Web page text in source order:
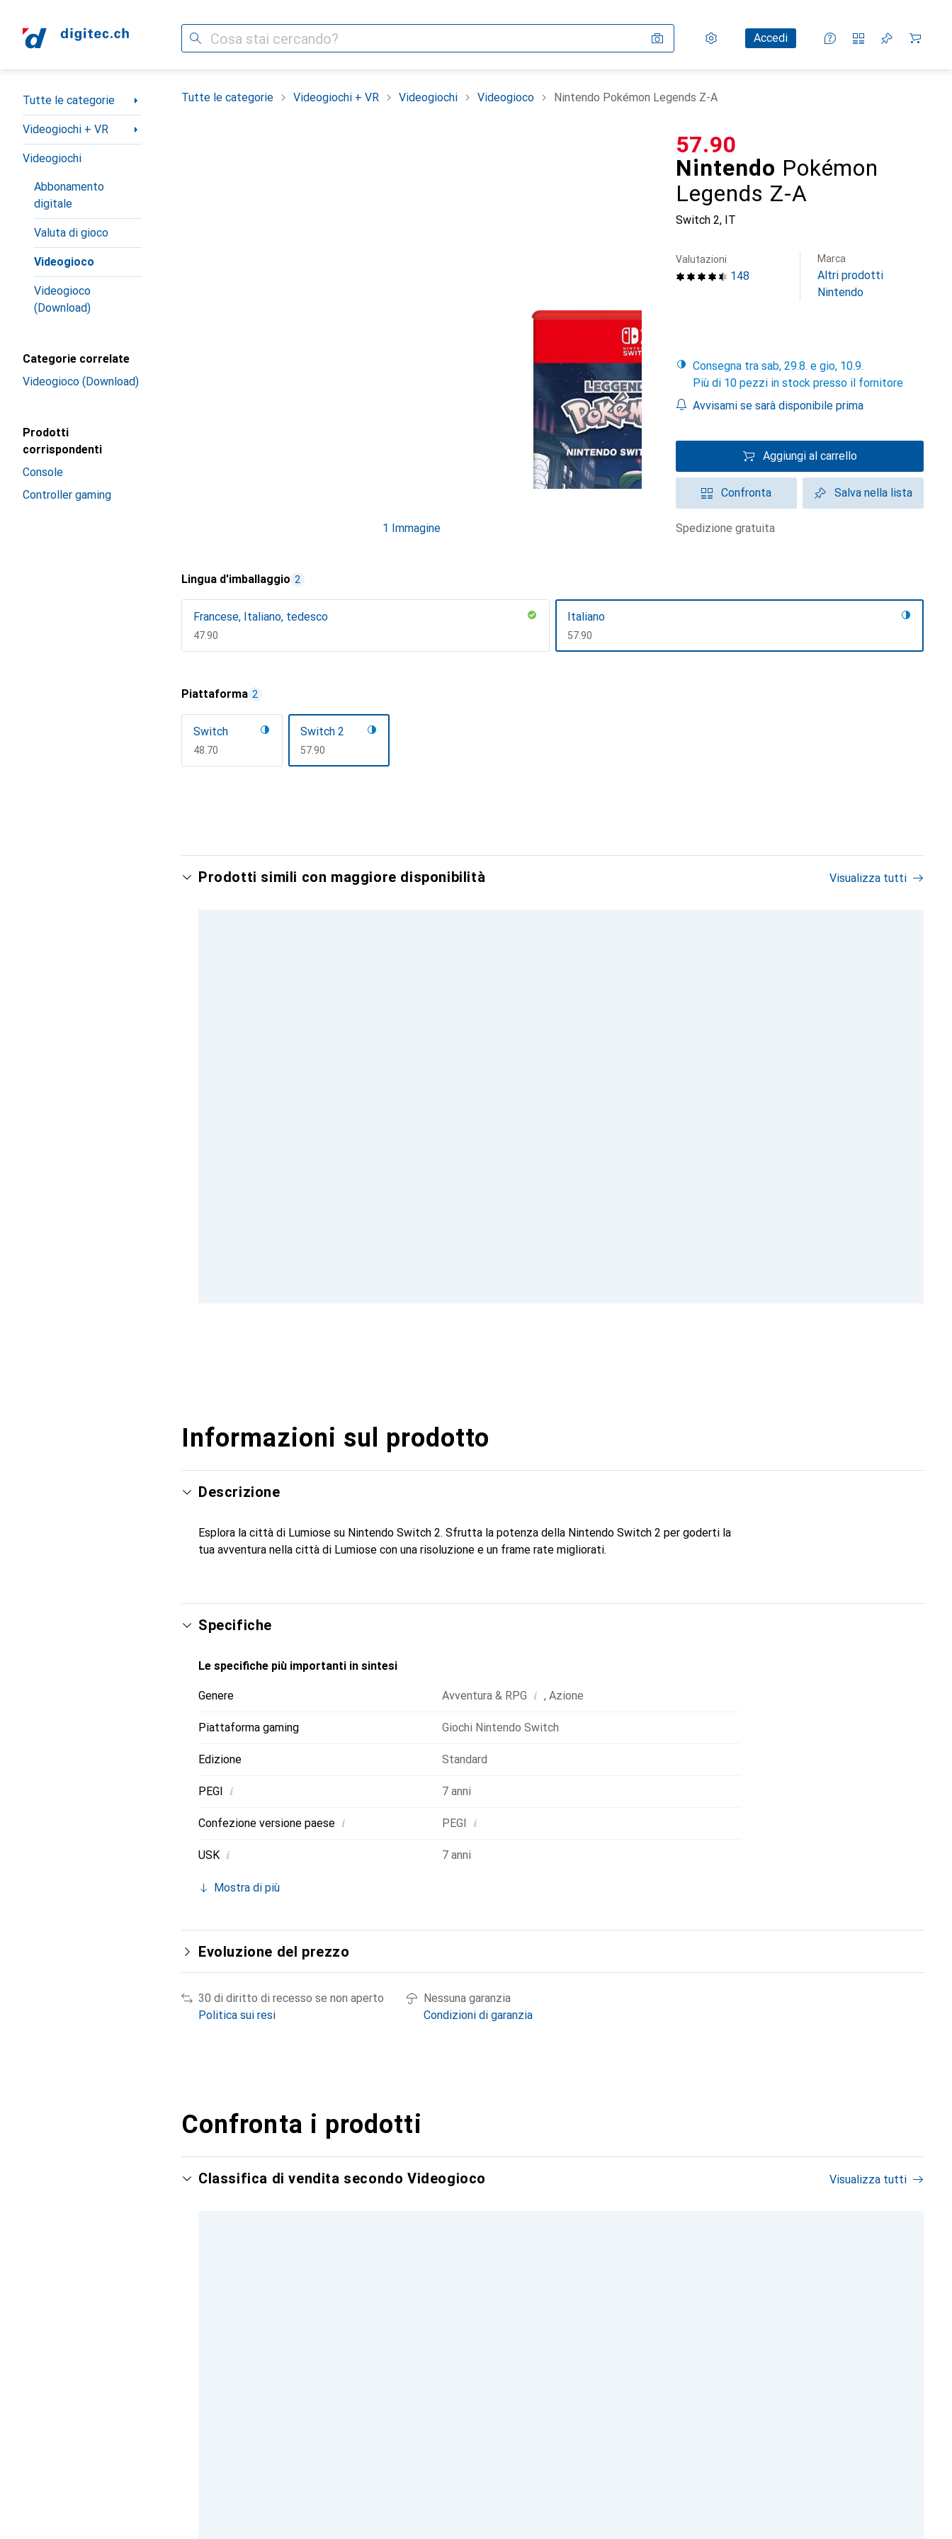
Cerca Impostazioni
Conto clienteAccedi
Liste di confronto
Liste dei desideri
Carrello
Categoria Navigazione
Tutte le categorie
Videogiochi + VR
Videogiochi
Abbonamento
digitale
Valuta di gioco
Videogioco
Videogioco
(Download)
Categorie correlate
Videogioco (Download)
Prodotti
corrispondenti
Console
Controller gaming
Tutte le categorie Videogiochi + VR Videogiochi Videogioco Nintendo Pokémon Legends Z-A
1 Immagine
Nintendo Pokémon
Legends Z-A
Switch 2, IT
CHF
57.90
148
Valutazioni Marca
Altri prodotti
Nintendo
Consegna tra sab, 29.8. e gio, 10.9.
Più di 10 pezzi in stock presso il fornitore
Avvisami se sarà disponibile prima
Aggiungi al carrello
Confronta Salva nella lista
spedizione gratuita
Lingua d'imballaggio 2
Francese, Italiano, tedesco
CHF
47.90
Italiano
CHF
57.90
Piattaforma 2
Switch
CHF
48.70
Switch 2
CHF
57.90
Prodotti simili con maggiore disponibilità Visualizza tutti
Informazioni sul prodotto
Descrizione
Esplora la città di Lumiose su Nintendo Switch 2. Sfrutta la potenza della Nintendo Switch 2 per goderti la
tua avventura nella città di Lumiose con una risoluzione e un frame rate migliorati.
Specifiche
Le specifiche più importanti in sintesi
Genere Avventura & RPG i , Azione
Piattaforma gaming Giochi Nintendo Switch
Edizione Standard
PEGI i 7 anni
Confezione versione paese i PEGI i
USK i 7 anni
Mostra di più
Evoluzione del prezzo
30 di diritto di recesso se non aperto
Politica sui resi
Nessuna garanzia
Condizioni di garanzia
Confronta i prodotti
Classifica di vendita secondo Videogioco Visualizza tutti